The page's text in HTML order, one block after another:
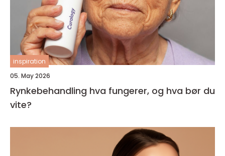
inspiration
05. May 2026
Rynkebehandling hva fungerer, og hva bør du
vite?